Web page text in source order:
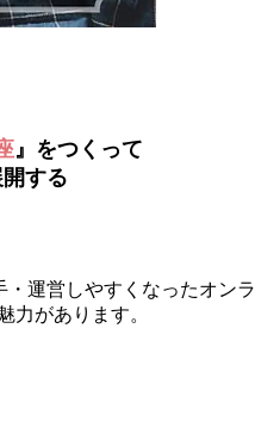
』をつくって
する
運営しやすくなったオンラ
力があります。